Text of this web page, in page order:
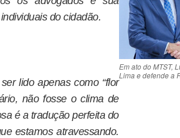
do cidadão.
lido apenas como “flor
não fosse o clima de
é a tradução perfeita do
estamos atravessando.
Em ato do MTST,
Lima e defende a